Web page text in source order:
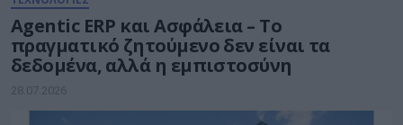
Agentic ERP και Ασφάλεια – Το
πραγματικό ζητούμενο δεν είναι τα
δεδομένα, αλλά η εμπιστοσύνη
28.07.2026